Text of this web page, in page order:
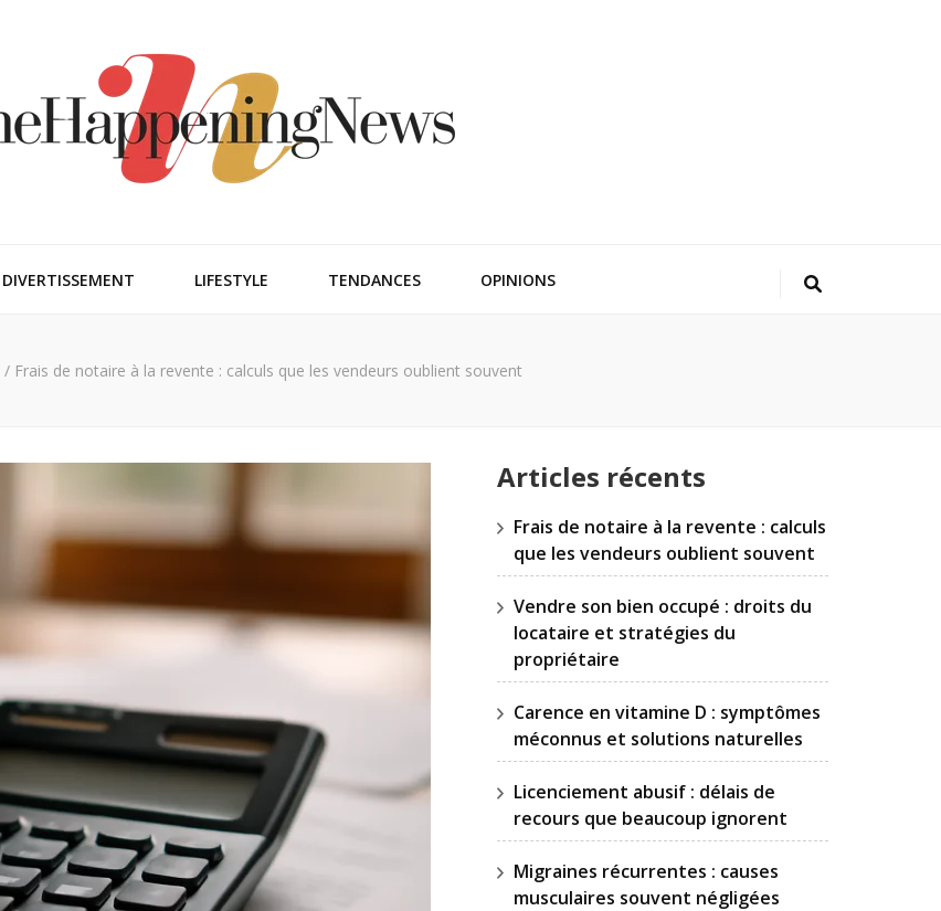
DIVERTISSEMENT LIFESTYLE TENDANCES OPINIONS
/ Frais de notaire à la revente : calculs que les vendeurs oublient souvent
Articles récents
Frais de notaire à la revente : calculs
que les vendeurs oublient souvent
Vendre son bien occupé : droits du
locataire et stratégies du
propriétaire
Carence en vitamine D : symptômes
méconnus et solutions naturelles
Licenciement abusif : délais de
recours que beaucoup ignorent
Migraines récurrentes : causes
musculaires souvent négligées